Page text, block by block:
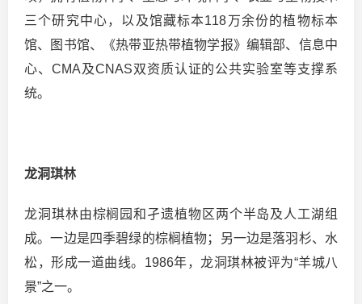
三个研究中心，以及馆藏标本118万余份的植物标本
馆、图书馆、《热带亚热带植物学报》编辑部、信息中
心、CMA及CNAS双资质认证的公共实验室等支撑系
统。
龙洞琪林
龙洞琪林由棕榈园和孑遗植物区两个半岛及人工湖组
成。一边是四季碧绿的棕榈植物；另一边是落羽杉、水
松，形成一道曲线。1986年，龙洞琪林被评为“羊城八
景”之一。